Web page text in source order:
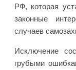
РФ, которая
законные
случаев
Исключение
грубыми